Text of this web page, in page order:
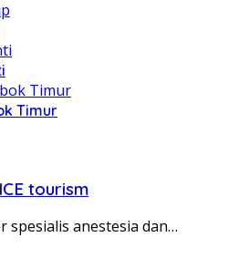
Timur
tourism
anestesia dan…